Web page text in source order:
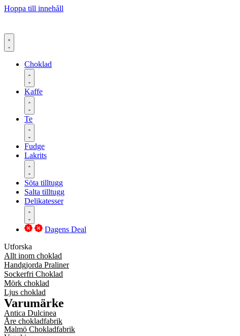
Hoppa till innehåll
Choklad
Kaffe
Te
Fudge
Lakrits
Söta tilltugg
Salta tilltugg
Delikatesser
Dagens Deal
Utforska
Allt inom choklad
Handgjorda Praliner
Sockerfri Choklad
Mörk choklad
Ljus choklad
Varumärke
Antica Dulcinea
Åre chokladfabrik
Malmö Chokladfabrik